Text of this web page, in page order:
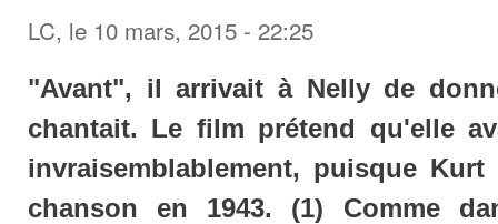
LC, le 10 mars, 2015 - 22:25
"Avant", il arrivait à Nelly de
chantait. Le film prétend qu'elle
invraisemblablement, puisque
chanson en 1943. (1) Comme